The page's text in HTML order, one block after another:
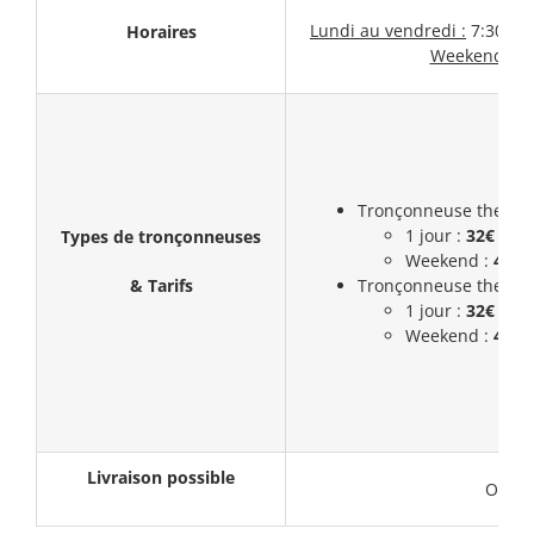
Horaires Lundi au vendredi : 7:30 –
Weekend :
Types de tronçonneuses
& Tarifs
Tronçonneuse
1 jour : 32€ (HT)
Weekend :
Tronçonneuse
1 jour : 32€ (HT)
Weekend :
Livraison possible
Oui